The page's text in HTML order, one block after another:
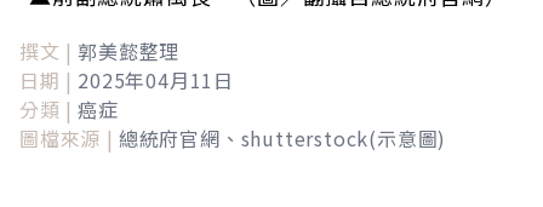
撰文 | 郭美懿整理
日期 | 2025年04月11日
分類 | 癌症
圖檔來源 | 總統府官網、shutterstock(示意圖)